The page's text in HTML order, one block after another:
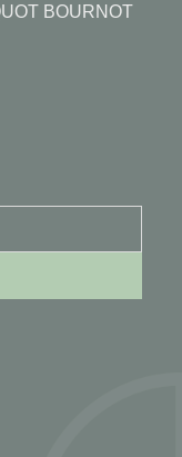
BOURNOT